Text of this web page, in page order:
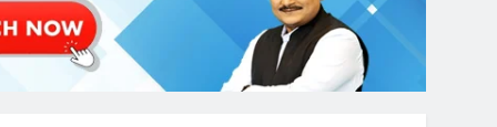
घोटाले में आरोप तय किए
1
SRN अस्पताल का नाम अमर